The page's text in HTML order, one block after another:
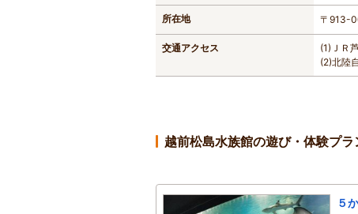
所在地 〒913-
交通アクセス
(1)ＪＲ
(2)北陸
越前松島水族館の遊び・体験プラ
５